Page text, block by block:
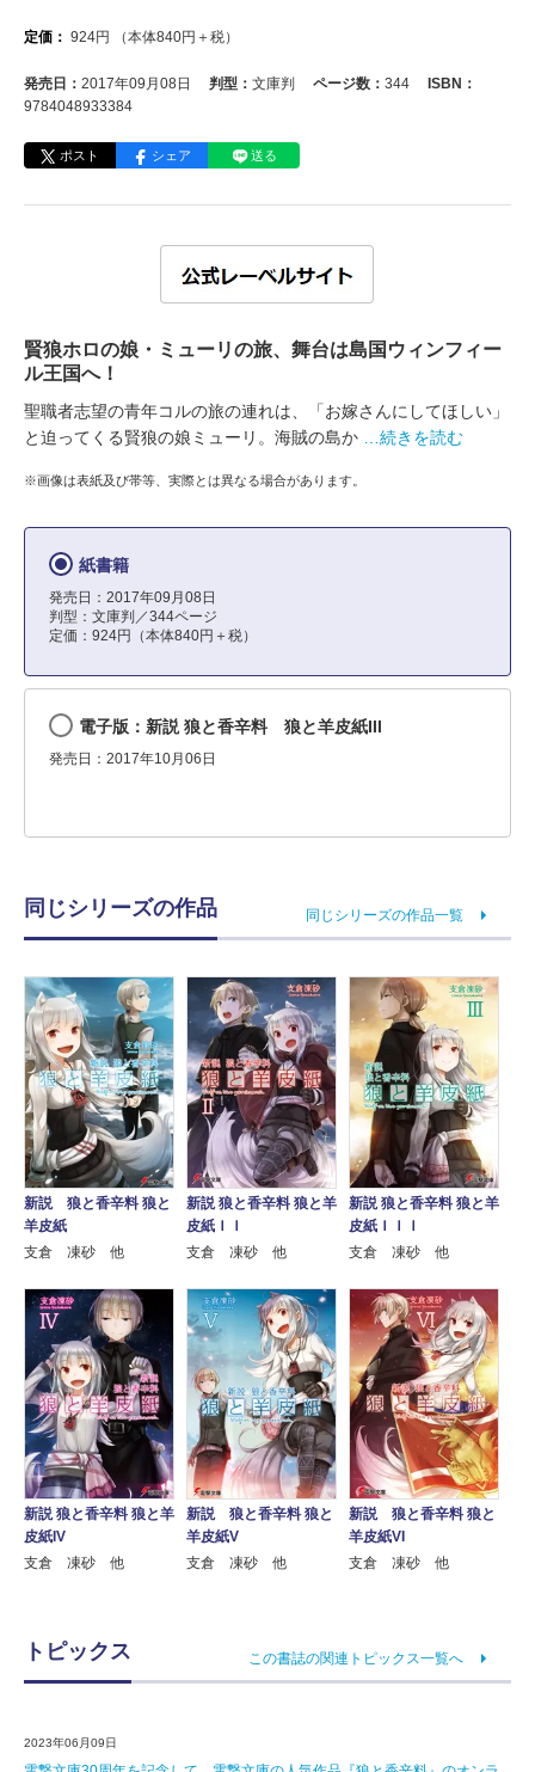
定価： 924円 （本体840円＋税）
発売日： 2017年09月08日 判型： 文庫判 ページ数： 344
ISBN：
9784048933384
ポスト シェア 送る
賢狼ホロの娘・ミューリの旅、舞台は島国ウィンフィー
ル王国へ！
聖職者志望の青年コルの旅の連れは、「お嫁さんにしてほしい」
と迫ってくる賢狼の娘ミューリ。海賊の島か
…続きを読む
※画像は表紙及び帯等、実際とは異なる場合があります。
紙書籍
発売日：2017年09月08日
判型：文庫判／344ページ
定価：924円（本体840円＋税）
電子版：新説 狼と香辛料 狼と羊皮紙III
発売日：2017年10月06日
同じシリーズの作品 同じシリーズの作品一覧
新説 狼と香辛料 狼と
羊皮紙
支倉 凍砂 他
新説 狼と香辛料 狼と羊
皮紙ＩＩ
支倉 凍砂 他
新説 狼と香辛料 狼と羊
皮紙ＩＩＩ
支倉 凍砂 他
新説 狼と香辛料 狼と羊
皮紙IV
支倉 凍砂 他
新説 狼と香辛料 狼と
羊皮紙V
支倉 凍砂 他
新説 狼と香辛料 狼と
羊皮紙VI
支倉 凍砂 他
トピックス この書誌の関連トピックス一覧へ
2023年06月09日